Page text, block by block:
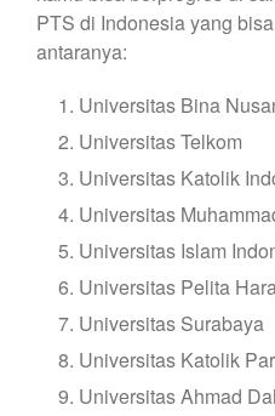
PTS di Indonesia yang
antaranya:
Universitas Bina
Universitas Telkom
Universitas Katolik
Universitas
Universitas Islam
Universitas Pelita
Universitas Surabaya
Universitas Katolik
Universitas Ahmad